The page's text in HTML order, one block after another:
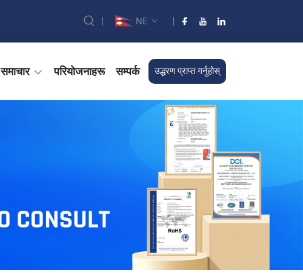
NE
समाचार परियोजनाहरू सम्पर्क उद्धरण प्राप्त गर्नुहोस्